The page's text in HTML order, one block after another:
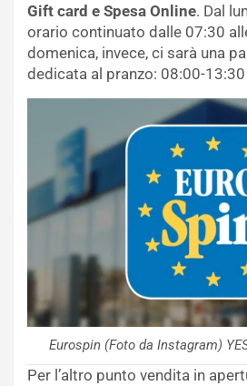
Gift card e Spesa Online. Dal
orario continuato dalle 07:30
domenica, invece, ci sarà una
dedicata al pranzo: 08:00-
Eurospin (Foto da Instagram)
Per l’altro punto vendita in